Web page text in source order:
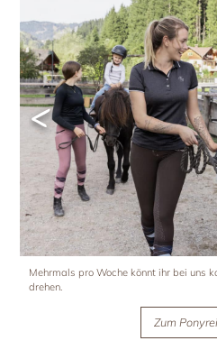
Mehrmals pro Woche könnt ihr bei uns
drehen.
<
Zum